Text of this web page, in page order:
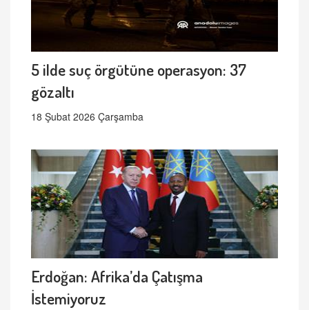
5 ilde suç örgütüne operasyon: 37
gözaltı
18 Şubat 2026 Çarşamba
Erdoğan: Afrika’da Çatışma
İstemiyoruz